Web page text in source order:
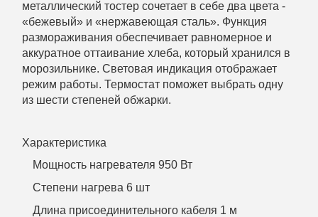
металлический тостер сочетает в себе два цвета -
«бежевый» и «нержавеющая сталь». Функция
размораживания обеспечивает равномерное и
аккуратное оттаивание хлеба, который хранился в
морозильнике. Световая индикация отображает
режим работы. Термостат поможет выбрать одну
из шести степеней обжарки.
Характеристика
Мощность нагревателя 950 Вт
Степени нагрева 6 шт
Длина присоединительного кабеля 1 м